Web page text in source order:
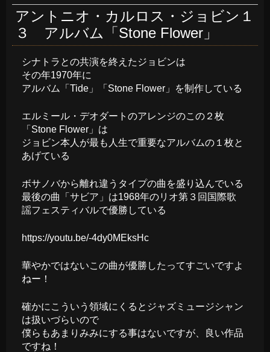
アントニオ・カルロス・ジョビン１
３ アルバム「Stone Flower」
シナトラとの共演を終えたジョビンは
その年1970年に
アルバム「Tide」「Stone Flower」を制作している
エルミール・デオダートのアレンジのこの２枚
「Stone Flower」は
ジョビン本人が最も人生で重要なアルバムの１枚と
あげている
ボサノバから離れ違うタイプの曲を盛り込んでいる
最後の曲「サビア」は1968年のリオ第３回国際歌
謡フェスティバルで優勝している
https://youtu.be/-4dy0MEksHc
華やかではないこの曲が優勝したってすごいですよ
ねー！
確かにこういう領域にくるとジャズミュージシャン
は扱いづらいので
僕らもあまりみみにする事はないですが、良い作品
ですね！